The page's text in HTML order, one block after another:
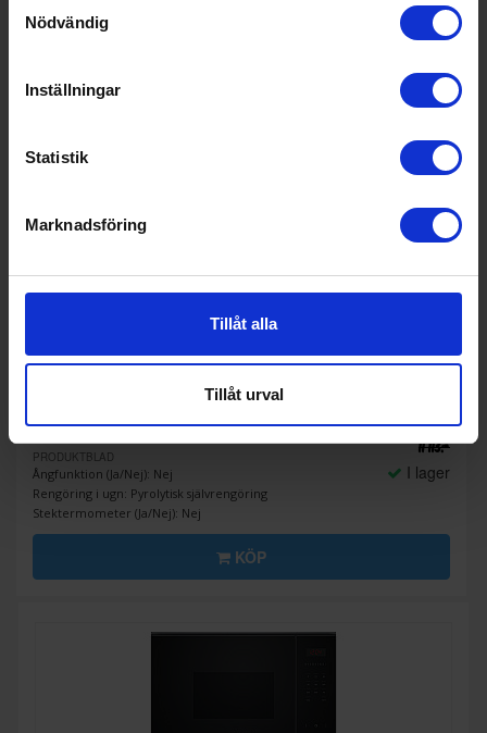
Nödvändig
Inställningar
Statistik
Marknadsföring
Tillåt alla
Tillåt urval
Ugn och mikro
SiemensHB571ABS3-BF525LMB1 -
A
PRODUKTBLAD
Ångfunktion (Ja/Nej): Nej
Rengöring i ugn: Pyrolytisk självrengöring
Stektermometer (Ja/Nej): Nej
10 990:-
11 113:-
I lager
KÖP